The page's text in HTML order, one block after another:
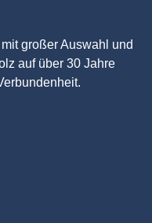
großer Auswahl und
auf über 30 Jahre